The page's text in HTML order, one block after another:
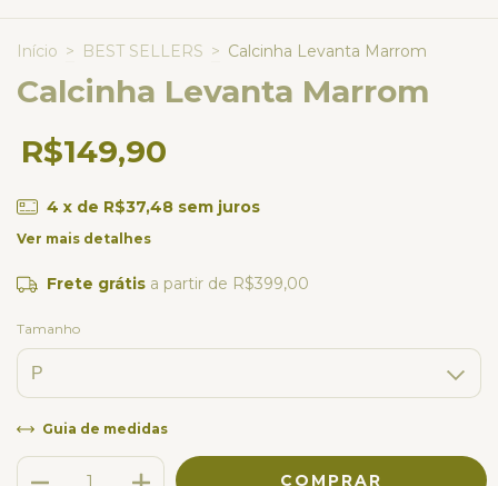
Início > BEST SELLERS > Calcinha Levanta Marrom
Calcinha Levanta Marrom
R$149,90
4 x de R$37,48 sem juros
Ver mais detalhes
Frete grátis a partir de R$399,00
Tamanho
Guia de medidas